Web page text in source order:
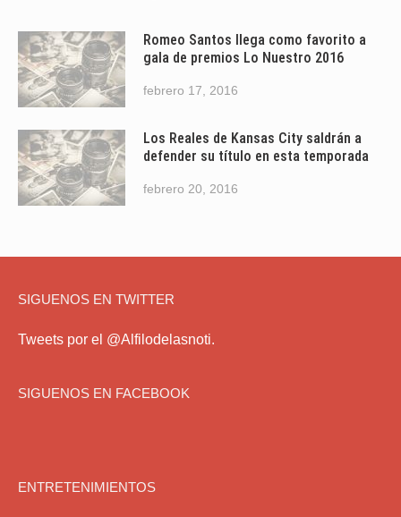
Romeo Santos llega como favorito a
gala de premios Lo Nuestro 2016
febrero 17, 2016
Los Reales de Kansas City saldrán a
defender su título en esta temporada
febrero 20, 2016
SIGUENOS EN TWITTER
Tweets por el @Alfilodelasnoti.
SIGUENOS EN FACEBOOK
ENTRETENIMIENTOS